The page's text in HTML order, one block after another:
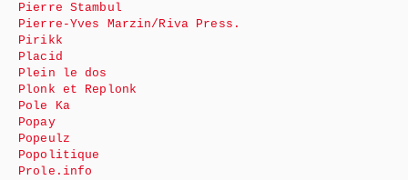
Pierre Stambul
Pierre-Yves Marzin/Riva Press.
Pirikk
Placid
Plein le dos
Plonk et Replonk
Pole Ka
Popay
Popeulz
Popolitique
Prole.info